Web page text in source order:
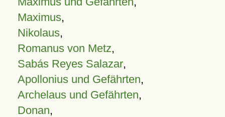
Maximus,
Nikolaus,
Romanus von Metz,
Sabás Reyes Salazar,
Apollonius und Gefährten,
Archelaus und Gefährten,
Donan,